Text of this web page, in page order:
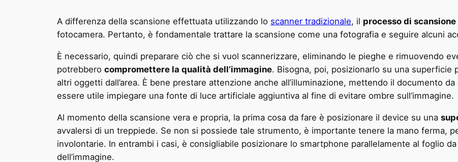
A differenza della scansione effettuata utilizzando lo scanner tradizionale, il processo di
fotocamera. Pertanto, è fondamentale trattare la scansione come una fotografia e seguire alcuni
È necessario, quindi preparare ciò che si vuol scannerizzare, eliminando le pieghe e rimuovendo
potrebbero compromettere la qualità dell’immagine. Bisogna, poi, posizionarlo su una
altri oggetti dall’area. È bene prestare attenzione anche all’illuminazione, mettendo il documento
essere utile impiegare una fonte di luce artificiale aggiuntiva al fine di evitare ombre sull’immagine.
Al momento della scansione vera e propria, la prima cosa da fare è posizionare il device su una
avvalersi di un treppiede. Se non si possiede tale strumento, è importante tenere la mano ferma,
involontarie. In entrambi i casi, è consigliabile posizionare lo smartphone parallelamente al foglio
dell’immagine.